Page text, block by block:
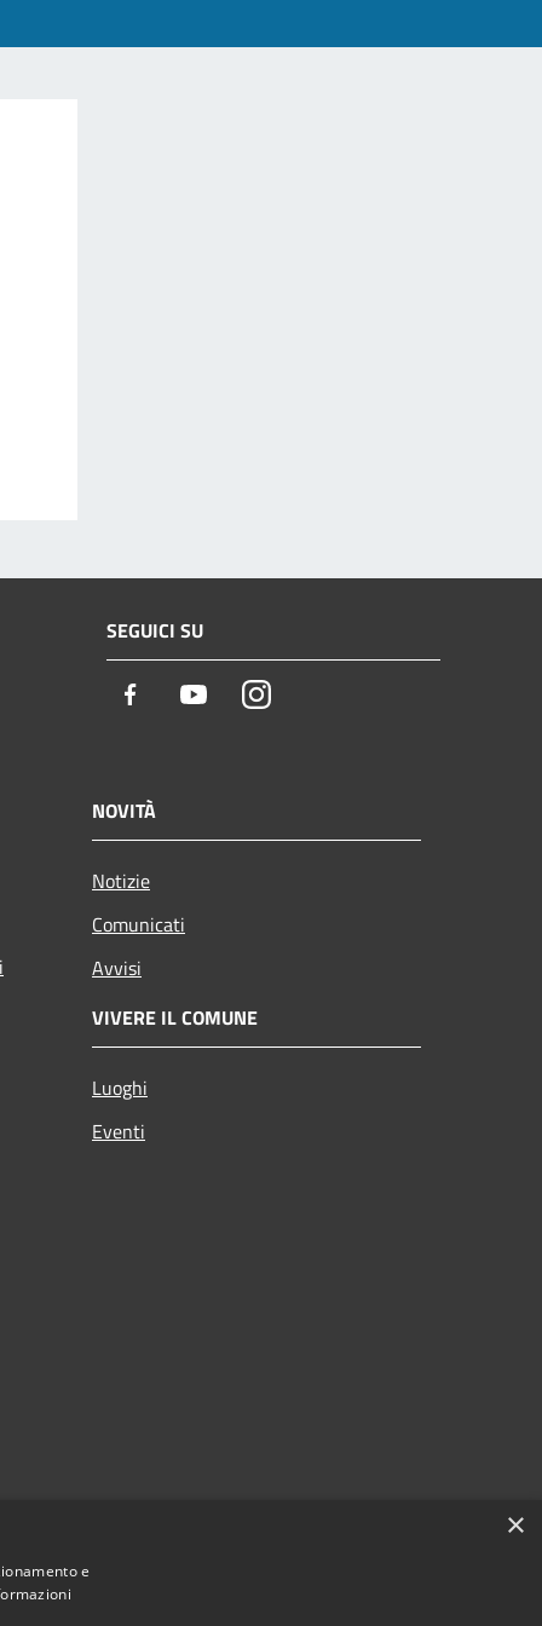
SEGUICI SU
Facebook YoutubeInstagram
NOVITÀ
Notizie
Comunicati
Avvisi
VIVERE IL COMUNE
Luoghi
Eventi
×
e